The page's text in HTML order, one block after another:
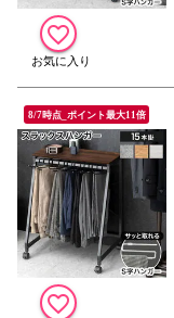
8/7時点_ポイント最大11倍